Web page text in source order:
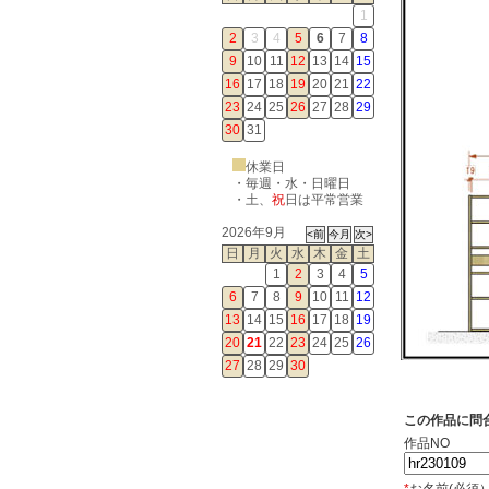
1
2
3 4 5 6 7
8
9
10 11 12 13 14 15
16 17 18 19 20 21 22
23 24 25 26 27 28 29
30 31
休業日
・毎週・水・日曜日
・ 土、 祝日は平常営業
2026年9月
日
月 火 水 木 金
土
1
2 3 4
5
6
7 8 9 10 11 12
13 14 15 16 17 18 19
20 21 22 23 24 25 26
27 28 29 30
この作品に問
作品NO